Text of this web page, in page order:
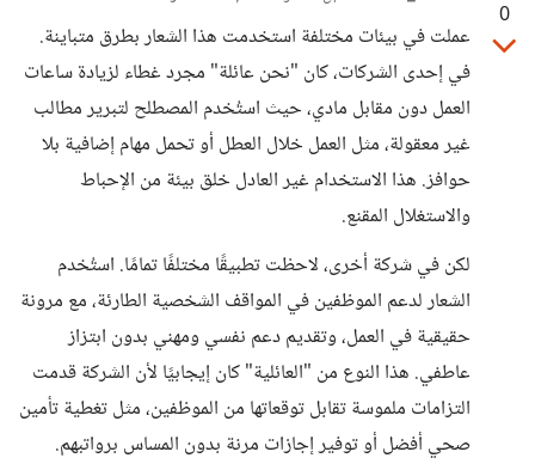
0
عملت في بيئات مختلفة استخدمت هذا الشعار بطرق متباينة.
في إحدى الشركات، كان "نحن عائلة" مجرد غطاء لزيادة ساعات
العمل دون مقابل مادي، حيث استُخدم المصطلح لتبرير مطالب
غير معقولة، مثل العمل خلال العطل أو تحمل مهام إضافية بلا
حوافز. هذا الاستخدام غير العادل خلق بيئة من الإحباط
والاستغلال المقنع.
لكن في شركة أخرى، لاحظت تطبيقًا مختلفًا تمامًا. استُخدم
الشعار لدعم الموظفين في المواقف الشخصية الطارئة، مع مرونة
حقيقية في العمل، وتقديم دعم نفسي ومهني بدون ابتزاز
عاطفي. هذا النوع من "العائلية" كان إيجابيًا لأن الشركة قدمت
التزامات ملموسة تقابل توقعاتها من الموظفين، مثل تغطية تأمين
صحي أفضل أو توفير إجازات مرنة بدون المساس برواتبهم.